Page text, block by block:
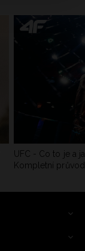
UFC - Co to je a
Kompletní